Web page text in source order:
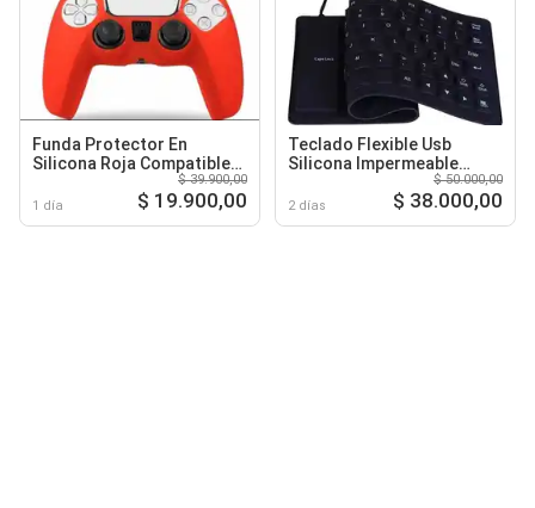
Funda Protector En
Silicona Roja Compatible
1 día
$ 39.900,00
$ 19.900,00
Teclado Flexible Usb
Silicona Impermeable
2 días
$ 50.000,00
$ 38.000,00